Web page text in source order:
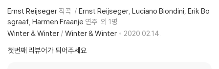
Ernst Reijseger 작곡 Ernst Reijseger Luciano Biondini Erik Bo
sgraaf Harmen Fraanje 연주 외 1명
Winter & Winter / Winter & Winter
2020.02.14.
첫번째 리뷰어가 되어주세요